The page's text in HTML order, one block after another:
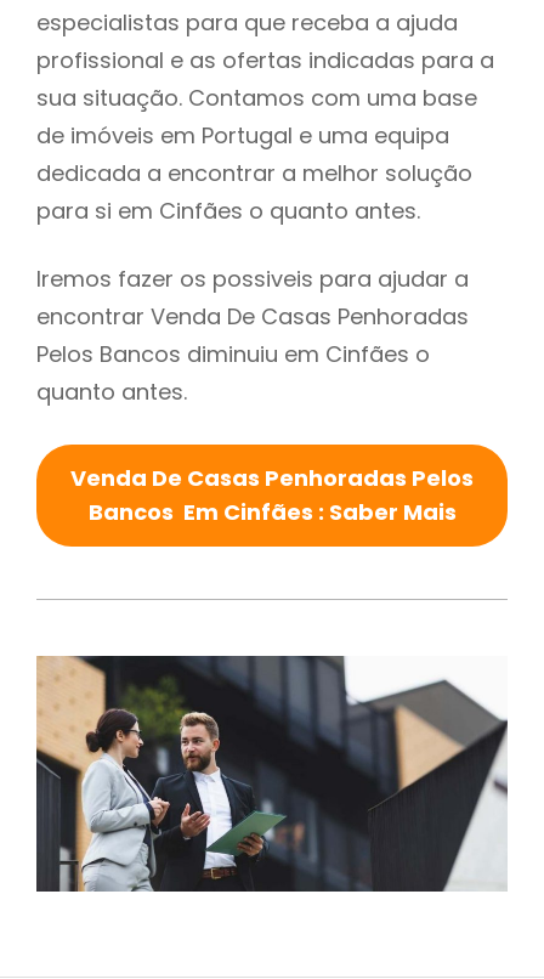
especialistas para que receba a ajuda
profissional e as ofertas indicadas para a
sua situação. Contamos com uma base
de imóveis em Portugal e uma equipa
dedicada a encontrar a melhor solução
para si em Cinfães o quanto antes.
Iremos fazer os possiveis para ajudar a
encontrar Venda De Casas Penhoradas
Pelos Bancos diminuiu em Cinfães o
quanto antes.
Venda De Casas Penhoradas Pelos
Bancos Em Cinfães : Saber Mais